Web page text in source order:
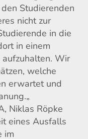
Studierenden
nicht zur
in die
in einem
Wir
welche
erwartet und
„
Niklas Röpke
eines Ausfalls
im